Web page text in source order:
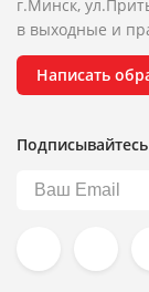
г.Минск,
в выходные и
Написать
Подписывайтесь